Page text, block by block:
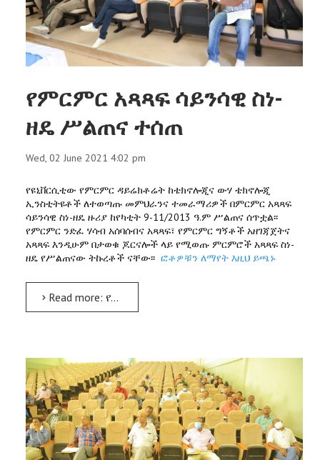
የምርምር አጻጻፍ ሳይንሳዊ ስነ-
ዘዴ ሥልጠና ተሰጠ
Wed, 02 June 2021 4:02 pm
የዩኒቨርሲቲው የምርምር ዳይሬክቶሬት ከቴክኖሎጂና ውሃ ቴክኖሎጂ
ኢንስቲትዩቶች ለተወጣጡ መምህራንና ተመራማሪዎች በምርምር አጻጻፍ
ሳይንሳዊ ስነ-ዘዴ ዙሪያ ከየካቲት 9-11/2013 ዓ.ም ሥልጠና ሰጥቷል፡፡
የምርምር ንድፈ ሃሳብ አሰባሰብና አጻጻፍ፣ የምርምር ግኝቶች አዘገጃጀትና
አጻጻፍ እንዲሁም በታወቁ ጆርናሎች ላይ የሚወጡ ምርምሮች አጻጻፍ ስነ-
ዘዴ የሥልጠናው ትኩረቶች ናቸው፡፡ ፎቶዎቹን ለማየት እዚህ ይጫኑ
Read more: የምርምር አጻጻፍ ሳይንሳዊ ስነ-ዘዴ ሥልጠና ተሰጠ